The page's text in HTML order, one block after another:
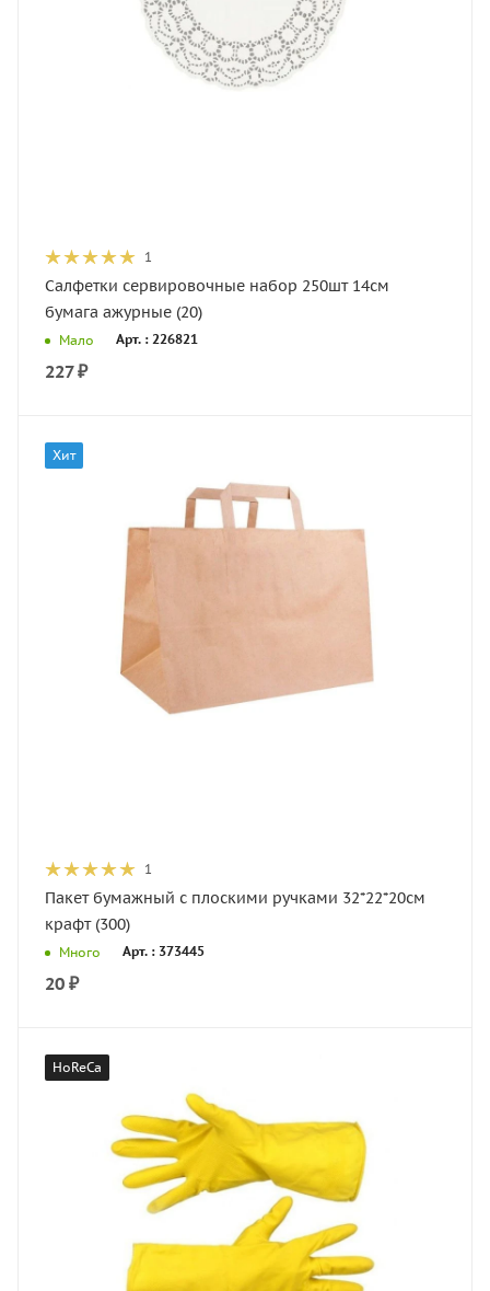
1
Салфетки сервировочные набор 250шт 14см
бумага ажурные (20)
Мало Арт. : 226821
227₽
Хит
1
Пакет бумажный с плоскими ручками 32*22*20см
крафт (300)
Много Арт. : 373445
20 ₽
HoReCa